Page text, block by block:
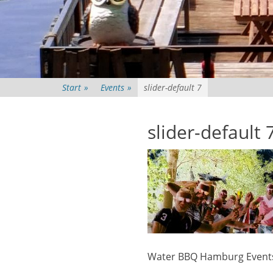
Start » Events » slider-default 7
slider-default
Water BBQ Hamburg